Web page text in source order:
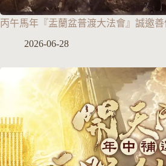
丙午馬年『盂蘭盆普渡大法會』誠邀
2026-06-28